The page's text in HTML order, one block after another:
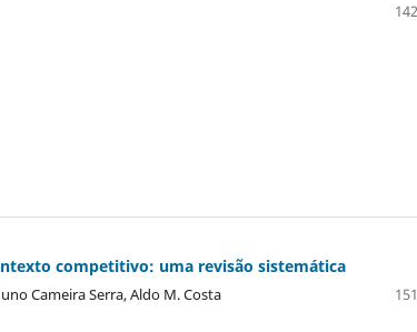
competitivo: uma revisão sistemática
Cameira Serra, Aldo M. Costa